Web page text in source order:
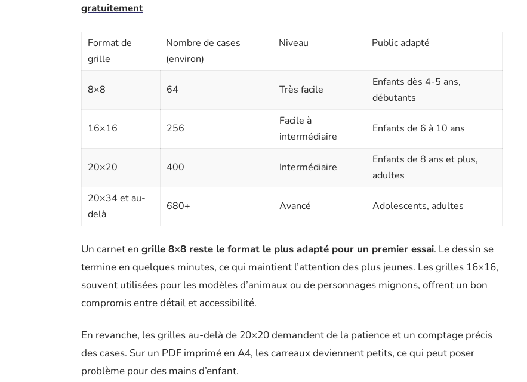
gratuitement
Format de
grille
Nombre de cases
(environ)
Niveau Public adapté
8×8 64 Très facile
Enfants dès 4-5 ans,
débutants
16×16 256
Facile à
intermédiaire
Enfants de 6 à 10 ans
20×20 400 Intermédiaire
Enfants de 8 ans et plus,
adultes
20×34 et au-
delà
680+ Avancé Adolescents, adultes
Un carnet en grille 8×8 reste le format le plus adapté pour un premier essai. Le dessin se
termine en quelques minutes, ce qui maintient l’attention des plus jeunes. Les grilles 16×16,
souvent utilisées pour les modèles d’animaux ou de personnages mignons, offrent un bon
compromis entre détail et accessibilité.
En revanche, les grilles au-delà de 20×20 demandent de la patience et un comptage précis
des cases. Sur un PDF imprimé en A4, les carreaux deviennent petits, ce qui peut poser
problème pour des mains d’enfant.